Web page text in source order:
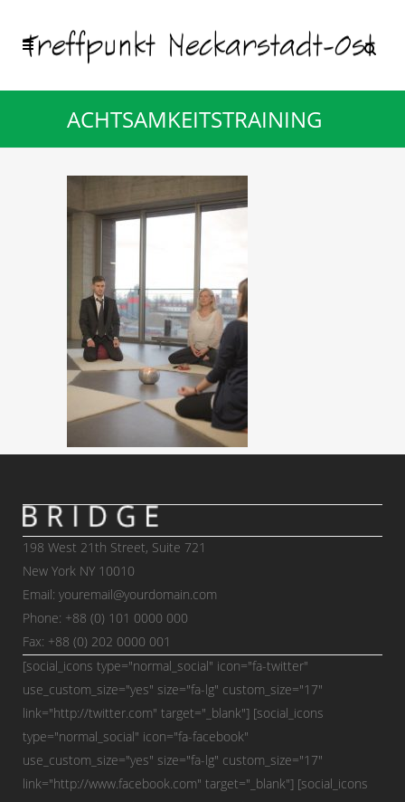
ACHTSAMKEITSTRAINING
198 West 21th Street, Suite 721
New York NY 10010
Email: youremail@yourdomain.com
Phone: +88 (0) 101 0000 000
Fax: +88 (0) 202 0000 001
[social_icons type="normal_social" icon="fa-twitter"
use_custom_size="yes" size="fa-lg" custom_size="17"
link="http://twitter.com" target="_blank"] [social_icons
type="normal_social" icon="fa-facebook"
use_custom_size="yes" size="fa-lg" custom_size="17"
link="http://www.facebook.com" target="_blank"] [social_icons